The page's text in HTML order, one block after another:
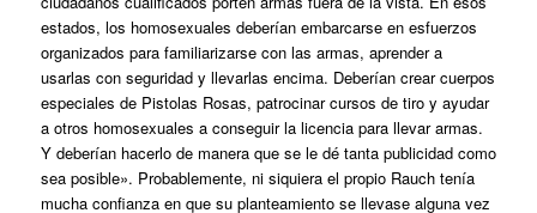
estados, los homosexuales deberían embarcarse en esfuerzos
organizados para familiarizarse con las armas, aprender a
usarlas con seguridad y llevarlas encima. Deberían crear cuerpos
especiales de Pistolas Rosas, patrocinar cursos de tiro y ayudar
a otros homosexuales a conseguir la licencia para llevar armas.
Y deberían hacerlo de manera que se le dé tanta publicidad como
sea posible». Probablemente, ni siquiera el propio Rauch tenía
mucha confianza en que su planteamiento se llevase alguna vez